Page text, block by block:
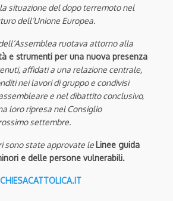
situazione del dopo terremoto nel
dell’Unione Europea.
ruotava attorno alla
e strumenti per una nuova presenza
affidati a una relazione centrale,
nei lavori di gruppo e condivisi
e nel dibattito conclusivo,
loro ripresa nel Consiglio
settembre.
sono state approvate le Linee guida
e delle persone vulnerabili.
CHIESACATTOLICA.IT